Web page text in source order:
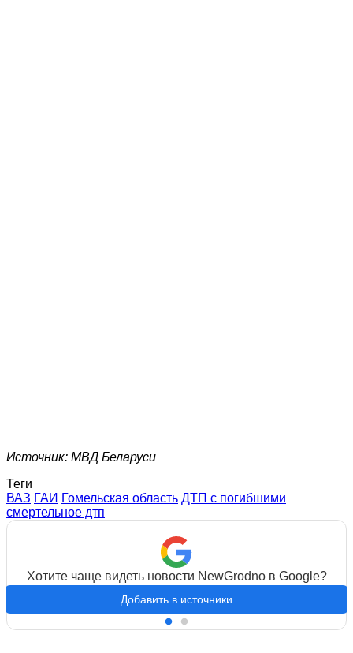
Источник: МВД Беларуси
Теги
ВАЗ ГАИ Гомельская область ДТП с погибшими
смертельное дтп
Хотите чаще видеть новости NewGrodno в Google?
Добавить в источники